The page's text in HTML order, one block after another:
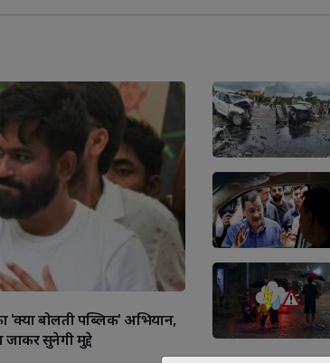
'क्या बोलती पब्लिक' अभियान,
सुनेगी मुद्दे